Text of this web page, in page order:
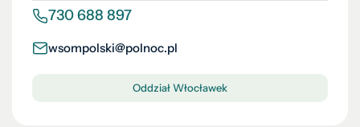
730 688 897
wsompolski@polnoc.pl
Oddział Włocławek